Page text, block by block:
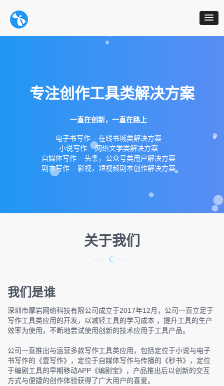
专注创作工具类解决方案
一直在创新，一直在路上
电子书写作 – 在线书城类解决方案
小说写作 – 网络文学类解决方案
自媒体写作 – 头条，公众号类用户解决方案
剧本写作 – 影视，短视频剧本创作解决方案
关于我们
我们是谁
深圳市摩岩网络科技有限公司成立于2017年12月，公司一直立足于
写作工具类应用的开发，以减轻工具的学习成本 ，提升工具的生产
效率为使用，不断地尝试使用创新的技术应用于工具产品。
公司一直推出与运营多款写作工具类应用，包括定位于小说与电子
书写作的《壹写作》，定位于自媒体写作与传播的《秒书》，定位
于编剧工具的早期移动APP《编剧宝》，产品推出后以创新的交互
方式与便捷的创作体验获得了广大用户的喜爱。